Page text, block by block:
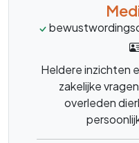
Heldere inzichten
zakelijke
overleden